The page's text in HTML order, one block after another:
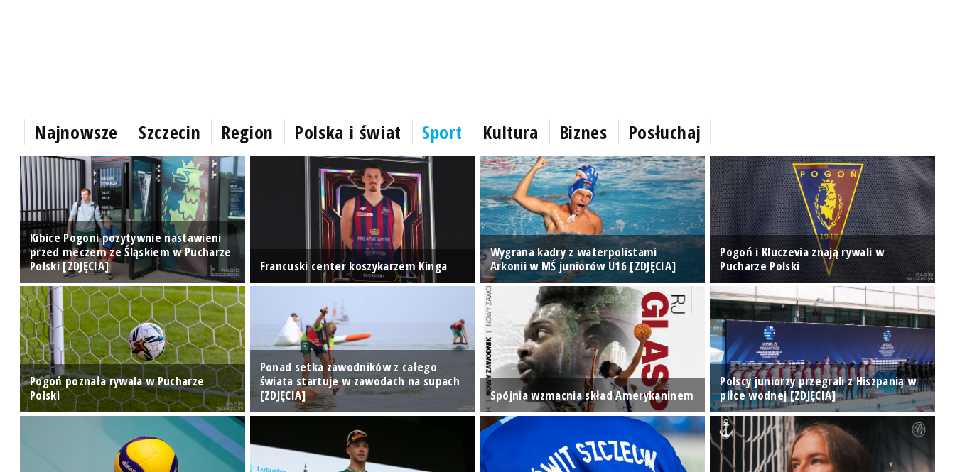
Najnowsze Szczecin Region Polska i świat Sport Kultura Biznes Posłuchaj
Kibice Pogoni pozytywnie nastawieni
przed meczem ze Śląskiem w Pucharze
Polski [ZDJĘCIA]
Francuski center koszykarzem Kinga
Wygrana kadry z waterpolistami
Arkonii w MŚ juniorów U16 [ZDJĘCIA]
Pogoń i Kluczevia znają rywali w
Pucharze Polski
Pogoń poznała rywala w Pucharze
Polski
Ponad setka zawodników z całego
świata startuje w zawodach na supach
[ZDJĘCIA]
Spójnia wzmacnia skład Amerykaninem
Polscy juniorzy przegrali z Hiszpanią w
piłce wodnej [ZDJĘCIA]